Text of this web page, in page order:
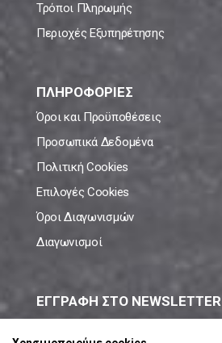
Τρόποι Πληρωμής
Περιοχές Εξυπηρέτησης
ΠΛΗΡΟΦΟΡΙΕΣ
Όροι και Προϋποθέσεις
Προσωπικά Δεδομένα
Πολιτική Cookies
Επιλογές Cookies
Όροι Διαγωνισμών
Διαγωνισμοί
ΕΓΓΡΑΦΗ ΣΤΟ NEWSLETTER